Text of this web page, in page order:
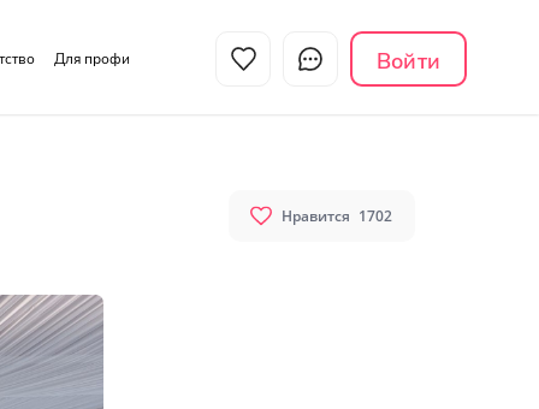
Войти
Для профи
Нравится 1702